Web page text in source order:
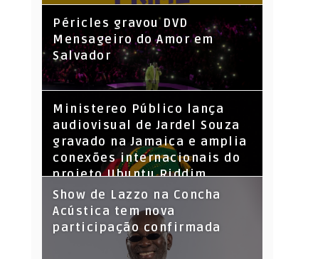
Péricles gravou DVD
Mensageiro do Amor em
Salvador
​Ministereo Público lança
audiovisual de Jardel Souza
gravado na Jamaica e amplia
conexões internacionais do
projeto Ubuntu Riddim
Show de Lazzo na Concha
Acústica tem nova
participação confirmada